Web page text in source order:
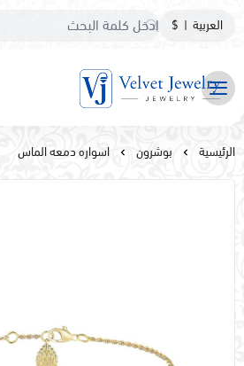
العربية |
$
مجوهرات مخمليه
الرئيسية بوشرون اسواره دمعه الماس